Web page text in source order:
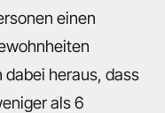
einen
dabei heraus, dass
als 6